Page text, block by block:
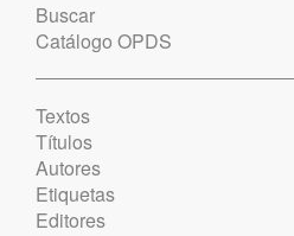
Buscar
Catálogo OPDS
Textos
Títulos
Autores
Etiquetas
Editores